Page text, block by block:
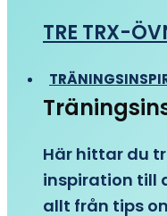
TRE TRX-
Här hittar du
inspiration till
allt från tips